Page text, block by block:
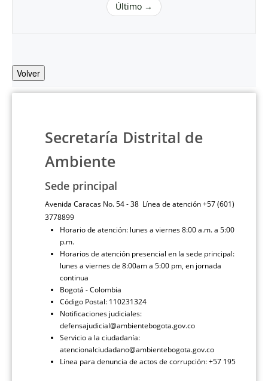
Último →
Volver
Secretaría Distrital de
Ambiente
Sede principal
Avenida Caracas No. 54 - 38 Línea de atención +57 (601)
3778899
Horario de atención: lunes a viernes 8:00 a.m. a 5:00
p.m.
Horarios de atención presencial en la sede principal:
lunes a viernes de 8:00am a 5:00 pm, en jornada
continua
Bogotá - Colombia
Código Postal: 110231324
Notificaciones judiciales:
defensajudicial@ambientebogota.gov.co
Servicio a la ciudadanía:
atencionalciudadano@ambientebogota.gov.co
Línea para denuncia de actos de corrupción: +57 195